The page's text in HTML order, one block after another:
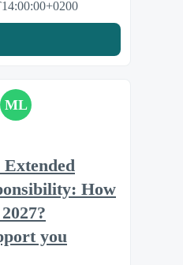
ML
How
you